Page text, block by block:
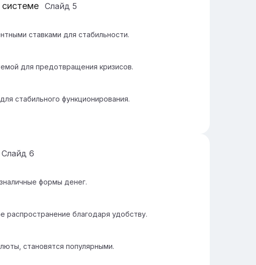
Слайд 5
ставками для стабильности.
для предотвращения кризисов.
стабильного функционирования.
Слайд 6
формы денег.
распространение благодаря удобству.
становятся популярными.